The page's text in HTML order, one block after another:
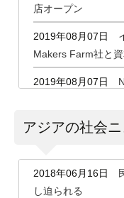
店オープン
2019年08月07日
Makers Farm社と
2019年08月07日
2019年08月07日
2019年08月06日
分譲マンション開発
アジアの社会
2018年06月16日
し迫られる